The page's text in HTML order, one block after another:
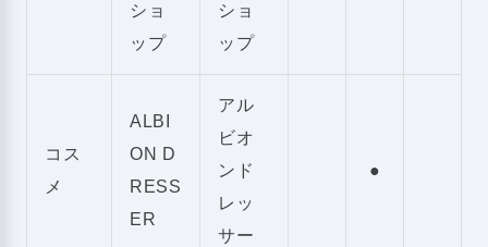
ショ
ップ
ショ
ップ
コス
メ
ALBI
ON D
RESS
ER
アル
ビオ
ンド
レッ
サー
●